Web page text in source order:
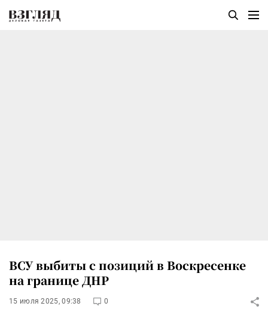
ВСУ выбиты с позиций в Воскресенке
на границе ДНР
15 июля 2025, 09:38 0